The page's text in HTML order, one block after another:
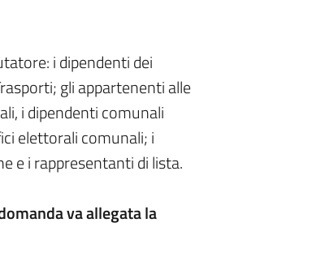
i dipendenti dei
gli appartenenti alle
i dipendenti comunali
elettorali comunali; i
e i rappresentanti di lista.
va allegata la